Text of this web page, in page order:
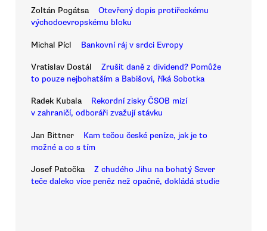
Zoltán Pogátsa
Otevřený dopis protiřeckému
východoevropskému bloku
Michal Pícl Bankovní ráj v srdci Evropy
Vratislav Dostál
Zrušit daně z dividend? Pomůže
to pouze nejbohatším a Babišovi, říká Sobotka
Radek Kubala
Rekordní zisky ČSOB mizí
v zahraničí, odboráři zvažují stávku
Jan Bittner
Kam tečou české peníze, jak je to
možné a co s tím
Josef Patočka
Z chudého Jihu na bohatý Sever
teče daleko více peněz než opačně, dokládá studie